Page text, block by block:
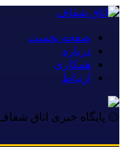
صفحه نخست
درباره
همکاری
ارتباط
۞ پایگاه خبری اتاق